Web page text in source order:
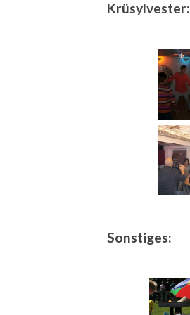
Krüsylvester:
Sonstiges: